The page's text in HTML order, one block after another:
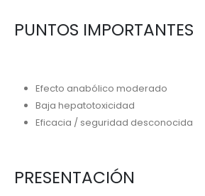
PUNTOS IMPORTANTES
Efecto anabólico moderado
Baja hepatotoxicidad
Eficacia / seguridad desconocida
PRESENTACIÓN